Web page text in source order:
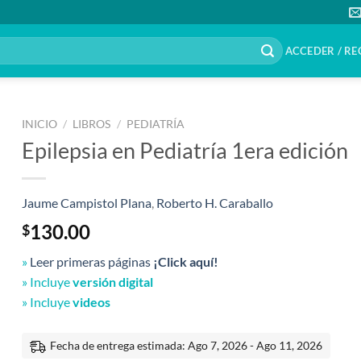
ACCEDER /
INICIO / LIBROS / PEDIATRÍA
Epilepsia en Pediatría 1era edición
Jaume Campistol Plana Roberto H. Caraballo
$130.00
» Leer primeras páginas ¡Click aquí!
» Incluyeversión digital
» Incluyevideos
Fecha de entrega estimada: Ago 7, 2026 - Ago 11, 2026